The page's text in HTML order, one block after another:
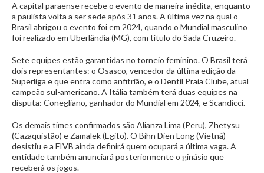
A capital paraense recebe o evento de maneira inédita, enquanto
a paulista volta a ser sede após 31 anos. A última vez na qual o
Brasil abrigou o evento foi em 2024, quando o Mundial masculino
foi realizado em Uberlândia (MG), com título do Sada Cruzeiro.
Sete equipes estão garantidas no torneio feminino. O Brasil terá
dois representantes: o Osasco, vencedor da última edição da
Superliga e que entra como anfitrião, e o Dentil Praia Clube, atual
campeão sul-americano. A Itália também terá duas equipes na
disputa: Conegliano, ganhador do Mundial em 2024, e Scandicci.
Os demais times confirmados são Alianza Lima (Peru), Zhetysu
(Cazaquistão) e Zamalek (Egito). O Bihn Dien Long (Vietnã)
desistiu e a FIVB ainda definirá quem ocupará a última vaga. A
entidade também anunciará posteriormente o ginásio que
receberá os jogos.